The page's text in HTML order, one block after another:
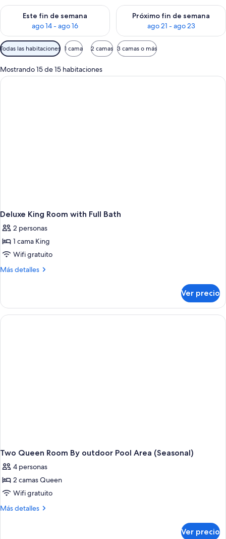
Este fin de semana
ago 14 - ago 16
Consulta la disponibilidad para este fin de semana ago 14 -
Próximo fin de semana
ago 21 - ago 23
Consulta la disponibilidad
Filtros
disponibles
para
las
Todas las habitaciones 1 cama 2 camas 3 camas o más
Mostrando 15 de 15 habitaciones
Deluxe King Room with Full Bath
2 personas
1 cama King
Wifi gratuito
Más detalles
Más
King
Room
with
Ver precio
Two Queen Room By outdoor Pool Area (Seasonal)
4 personas
2 camas Queen
Wifi gratuito
Más detalles
Más
Ver precio